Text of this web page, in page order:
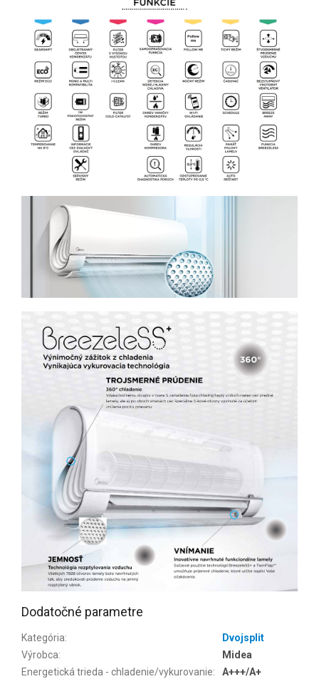
Dodatočné parametre
Kategória:
Dvojsplit
Výrobca:
Midea
Energetická trieda - chladenie/vykurovanie:
A+++/A+